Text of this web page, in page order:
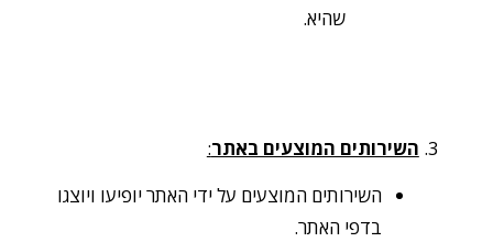
שהיא.
השירותים המוצעים באתר:
השירותים המוצעים על ידי האתר יופיעו ויוצגו
בדפי האתר.